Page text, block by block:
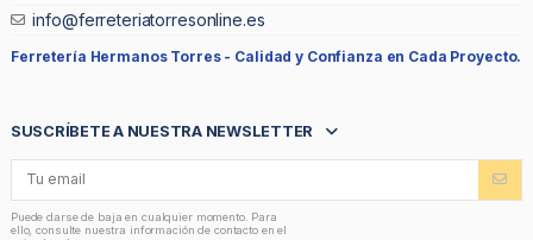
info@ferreteriatorresonline.es
Ferretería Hermanos Torres - Calidad y Confianza en Cada Proyecto.
SUSCRÍBETE A NUESTRA NEWSLETTER
Puede darse de baja en cualquier momento. Para
ello, consulte nuestra información de contacto en el